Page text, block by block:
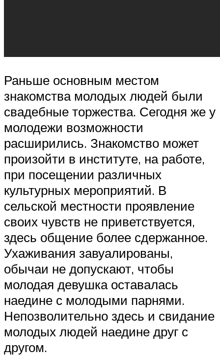
Раньше основным местом
знакомства молодых людей были
свадебные торжества. Сегодня же у
молодежи возможности
расширились. Знакомство может
произойти в институте, на работе,
при посещении различных
культурных мероприятий. В
сельской местности проявление
своих чувств не приветствуется,
здесь общение более сдержанное.
Ухаживания завуалированы,
обычаи не допускают, чтобы
молодая девушка оставалась
наедине с молодыми парнями.
Непозволительно здесь и свидание
молодых людей наедине друг с
другом.